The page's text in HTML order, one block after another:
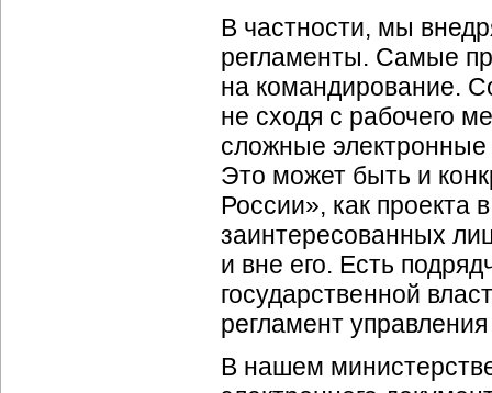
В частности, мы
регламенты. Самые
на командирование.
не сходя с рабочего
сложные
Это может быть и
России», как проекта
заинтересованных
и вне его. Есть
государственной
регламент
В нашем